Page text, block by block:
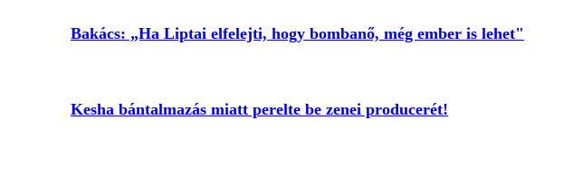
Bakács: „Ha Liptai elfelejti, hogy bombanő, még ember is lehet"
Kesha bántalmazás miatt perelte be zenei producerét!